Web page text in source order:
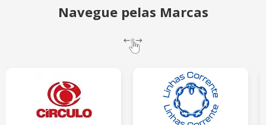
Navegue pelas Marcas